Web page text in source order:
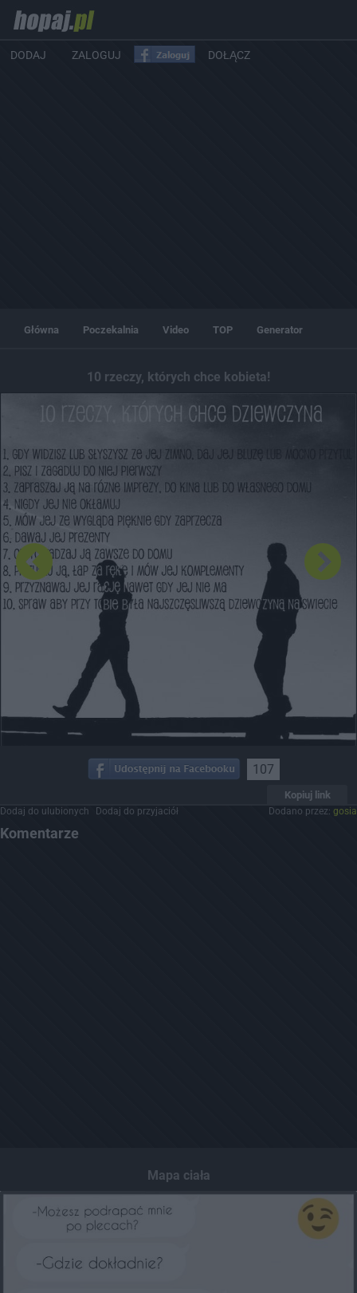
DODAJ ZALOGUJ DOŁĄCZ
Główna Poczekalnia Video TOP Generator
10 rzeczy, których chce kobieta!
107
Kopiuj link
Dodaj do ulubionych Dodaj do przyjaciół Dodano przez: gosia
Komentarze
Mapa ciała